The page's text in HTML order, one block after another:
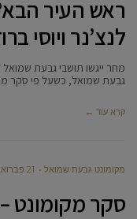
ראש העיר
לנצ’נר ויוסי
מחר ייגשו תושבי גבעת
גבעת שמואל, כשעל פי סקר
קרא עוד ←
מקומונט גבעת שמואל 21 פברואר, 2024
סקר